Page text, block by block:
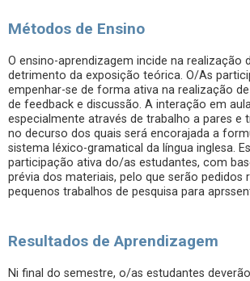
Métodos de Ensino
O ensino-aprendizagem incide na realização
detrimento da exposição teórica. O/As
empenhar-se de forma ativa na realização de
de feedback e discussão. A interação em
especialmente através de trabalho a pares e
no decurso dos quais será encorajada a
sistema léxico-gramatical da língua inglesa.
participação ativa do/as estudantes, com
prévia dos materiais, pelo que serão pedidos
pequenos trabalhos de pesquisa para
Resultados de Aprendizagem
Ni final do semestre, o/as estudantes